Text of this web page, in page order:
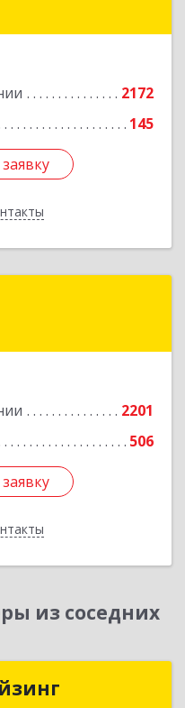
2172
145
Подробнее
2201
506
Подробнее
из соседних
Франчайзинг